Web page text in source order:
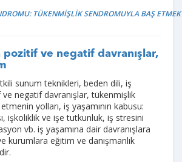
TÜKENMİŞLİK SENDROMUYLA BAŞ ETMEK
pozitif ve negatif davranışlar,
sunum teknikleri, beden dili, iş
negatif davranışlar, tükenmişlik
yolları, iş yaşamının kabusu:
işkoliklik ve işe tutkunluk, iş stresini
vb. iş yaşamına dair davranışlara
kurumlara eğitim ve danışmanlık